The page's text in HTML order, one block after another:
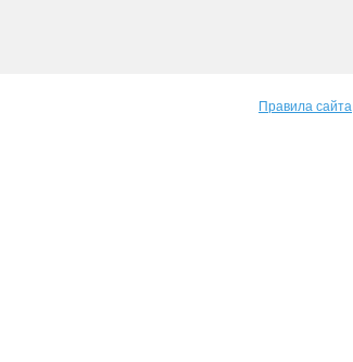
Правила сайта